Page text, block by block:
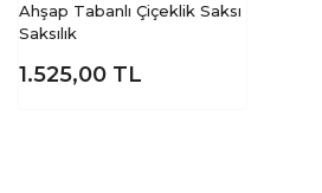
Ahşap Tabanlı Çiçeklik Saksı
Saksılık
1.525,00 TL